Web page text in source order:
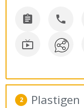
 

2 Plastigen